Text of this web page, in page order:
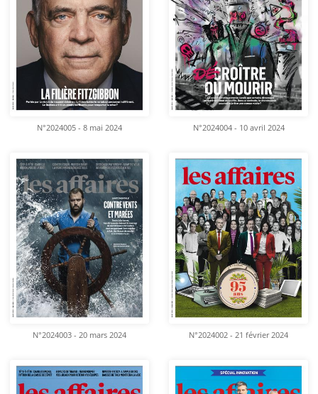
N°2024005 - 8 mai 2024 N°2024004 - 10 avril 2024
N°2024003 - 20 mars 2024 N°2024002 - 21 février 2024